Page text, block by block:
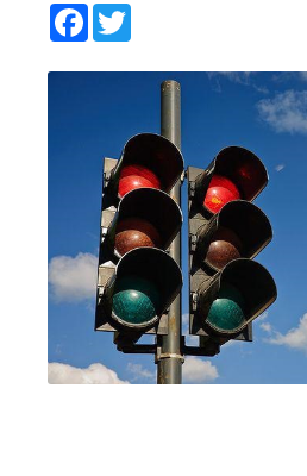
Facebook